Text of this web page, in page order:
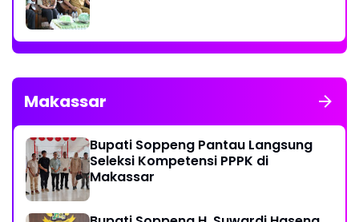
Makassar
Bupati Soppeng Pantau Langsung
Seleksi Kompetensi PPPK di
Makassar